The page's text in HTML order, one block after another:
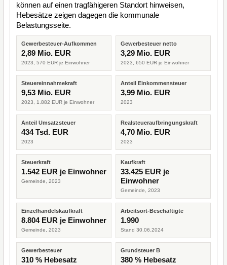
können auf einen tragfähigeren Standort hinweisen,
Hebesätze zeigen dagegen die kommunale
Belastungsseite.
Gewerbesteuer-Aufkommen
2,89 Mio. EUR
2023, 570 EUR je Einwohner
Gewerbesteuer netto
3,29 Mio. EUR
2023, 650 EUR je Einwohner
Steuereinnahmekraft
9,53 Mio. EUR
2023, 1.882 EUR je Einwohner
Anteil Einkommensteuer
3,99 Mio. EUR
2023
Anteil Umsatzsteuer
434 Tsd. EUR
2023
Realsteueraufbringungskraft
4,70 Mio. EUR
2023
Steuerkraft
1.542 EUR je Einwohner
Gemeinde, 2023
Kaufkraft
33.425 EUR je
Einwohner
Gemeinde, 2023
Einzelhandelskaufkraft
8.804 EUR je Einwohner
Gemeinde, 2023
Arbeitsort-Beschäftigte
1.990
Stand 30.06.2024
Gewerbesteuer
310 % Hebesatz
Grundsteuer B
380 % Hebesatz